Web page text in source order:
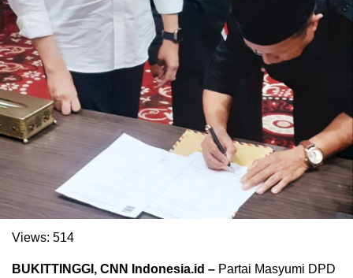
Views: 514
BUKITTINGGI, CNN Indonesia.id – Partai Masyumi DPD